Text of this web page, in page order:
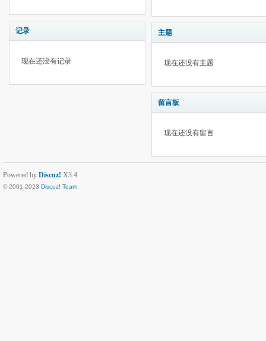
记录
现在还没有记录
主题
现在还没有主题
留言板
现在还没有留言
Powered by Discuz! X3.4
© 2001-2023 Discuz! Team